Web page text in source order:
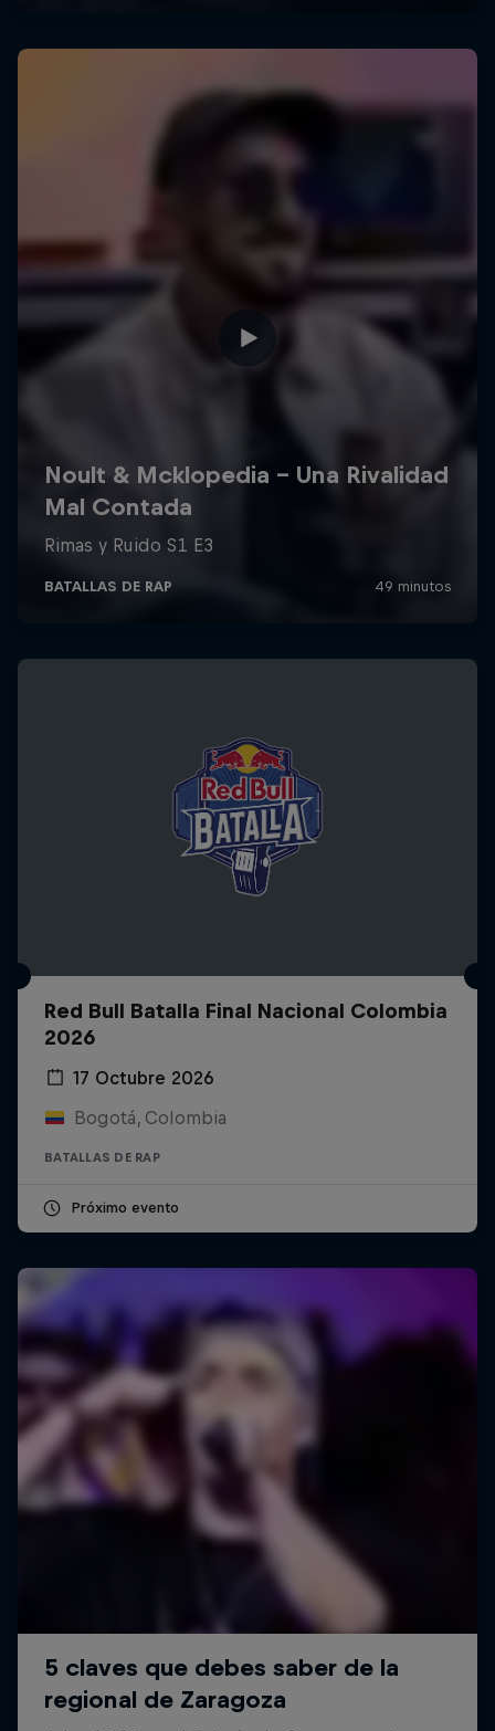
Red Bull Batalla Final Nacional Colombia
2026
17 Octubre 2026
Bogotá, Colombia
BATALLAS DE RAP
Próximo evento